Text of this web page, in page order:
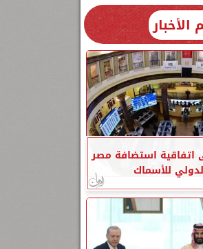
الأخبار
اتفاقية استضافة مصر
للأسماك